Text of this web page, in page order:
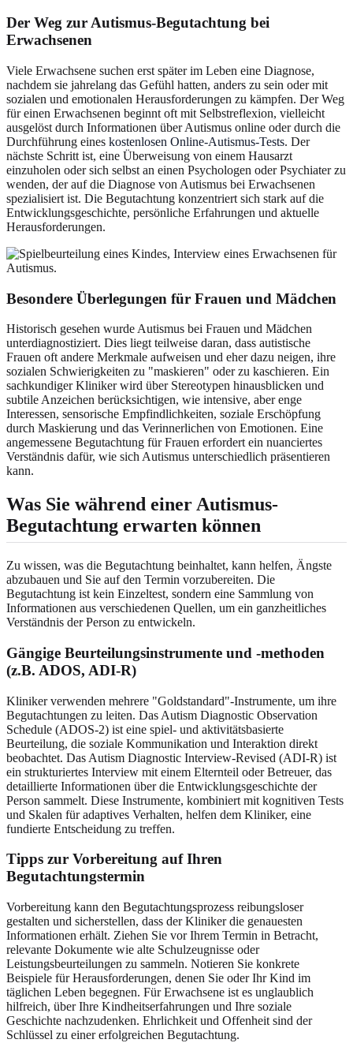
Der Weg zur Autismus-Begutachtung bei
Erwachsenen
Viele Erwachsene suchen erst später im Leben eine Diagnose,
nachdem sie jahrelang das Gefühl hatten, anders zu sein oder mit
sozialen und emotionalen Herausforderungen zu kämpfen. Der Weg
für einen Erwachsenen beginnt oft mit Selbstreflexion, vielleicht
ausgelöst durch Informationen über Autismus online oder durch die
Durchführung eines kostenlosen Online-Autismus-Tests. Der
nächste Schritt ist, eine Überweisung von einem Hausarzt
einzuholen oder sich selbst an einen Psychologen oder Psychiater zu
wenden, der auf die Diagnose von Autismus bei Erwachsenen
spezialisiert ist. Die Begutachtung konzentriert sich stark auf die
Entwicklungsgeschichte, persönliche Erfahrungen und aktuelle
Herausforderungen.
Besondere Überlegungen für Frauen und Mädchen
Historisch gesehen wurde Autismus bei Frauen und Mädchen
unterdiagnostiziert. Dies liegt teilweise daran, dass autistische
Frauen oft andere Merkmale aufweisen und eher dazu neigen, ihre
sozialen Schwierigkeiten zu "maskieren" oder zu kaschieren. Ein
sachkundiger Kliniker wird über Stereotypen hinausblicken und
subtile Anzeichen berücksichtigen, wie intensive, aber enge
Interessen, sensorische Empfindlichkeiten, soziale Erschöpfung
durch Maskierung und das Verinnerlichen von Emotionen. Eine
angemessene Begutachtung für Frauen erfordert ein nuanciertes
Verständnis dafür, wie sich Autismus unterschiedlich präsentieren
kann.
Was Sie während einer Autismus-
Begutachtung erwarten können
Zu wissen, was die Begutachtung beinhaltet, kann helfen, Ängste
abzubauen und Sie auf den Termin vorzubereiten. Die
Begutachtung ist kein Einzeltest, sondern eine Sammlung von
Informationen aus verschiedenen Quellen, um ein ganzheitliches
Verständnis der Person zu entwickeln.
Gängige Beurteilungsinstrumente und -methoden
(z.B. ADOS, ADI-R)
Kliniker verwenden mehrere "Goldstandard"-Instrumente, um ihre
Begutachtungen zu leiten. Das Autism Diagnostic Observation
Schedule (ADOS-2) ist eine spiel- und aktivitätsbasierte
Beurteilung, die soziale Kommunikation und Interaktion direkt
beobachtet. Das Autism Diagnostic Interview-Revised (ADI-R) ist
ein strukturiertes Interview mit einem Elternteil oder Betreuer, das
detaillierte Informationen über die Entwicklungsgeschichte der
Person sammelt. Diese Instrumente, kombiniert mit kognitiven Tests
und Skalen für adaptives Verhalten, helfen dem Kliniker, eine
fundierte Entscheidung zu treffen.
Tipps zur Vorbereitung auf Ihren
Begutachtungstermin
Vorbereitung kann den Begutachtungsprozess reibungsloser
gestalten und sicherstellen, dass der Kliniker die genauesten
Informationen erhält. Ziehen Sie vor Ihrem Termin in Betracht,
relevante Dokumente wie alte Schulzeugnisse oder
Leistungsbeurteilungen zu sammeln. Notieren Sie konkrete
Beispiele für Herausforderungen, denen Sie oder Ihr Kind im
täglichen Leben begegnen. Für Erwachsene ist es unglaublich
hilfreich, über Ihre Kindheitserfahrungen und Ihre soziale
Geschichte nachzudenken. Ehrlichkeit und Offenheit sind der
Schlüssel zu einer erfolgreichen Begutachtung.